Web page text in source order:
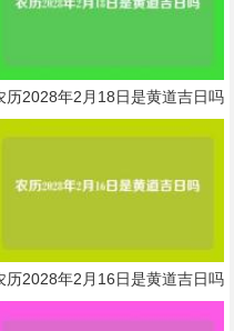
历2028年2月18日是黄道吉日吗
历2028年2月16日是黄道吉日吗